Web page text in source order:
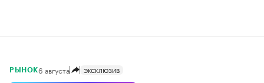
РЫНОК6 августа ЭКСКЛЮЗИВ